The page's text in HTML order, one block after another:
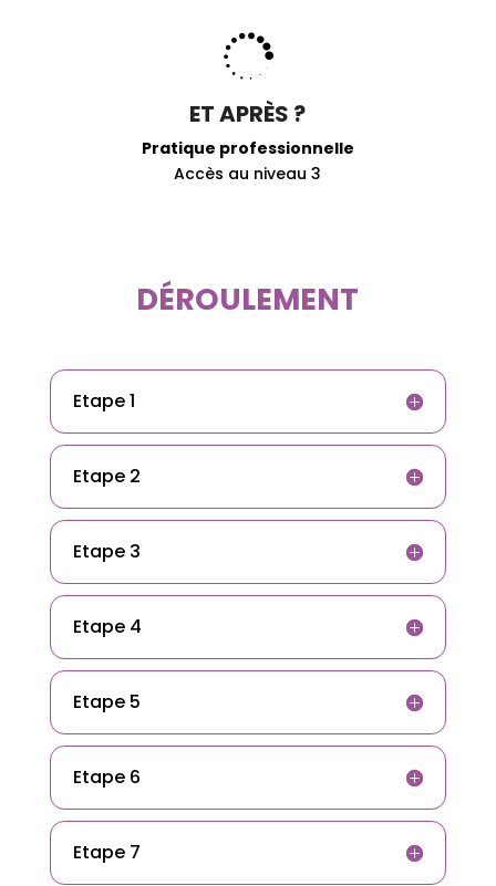

ET APRÈS ?
Pratique professionnelle
Accès au niveau 3
DÉROULEMENT
Etape 1
Etape 2
Etape 3
Etape 4
Etape 5
Etape 6
Etape 7